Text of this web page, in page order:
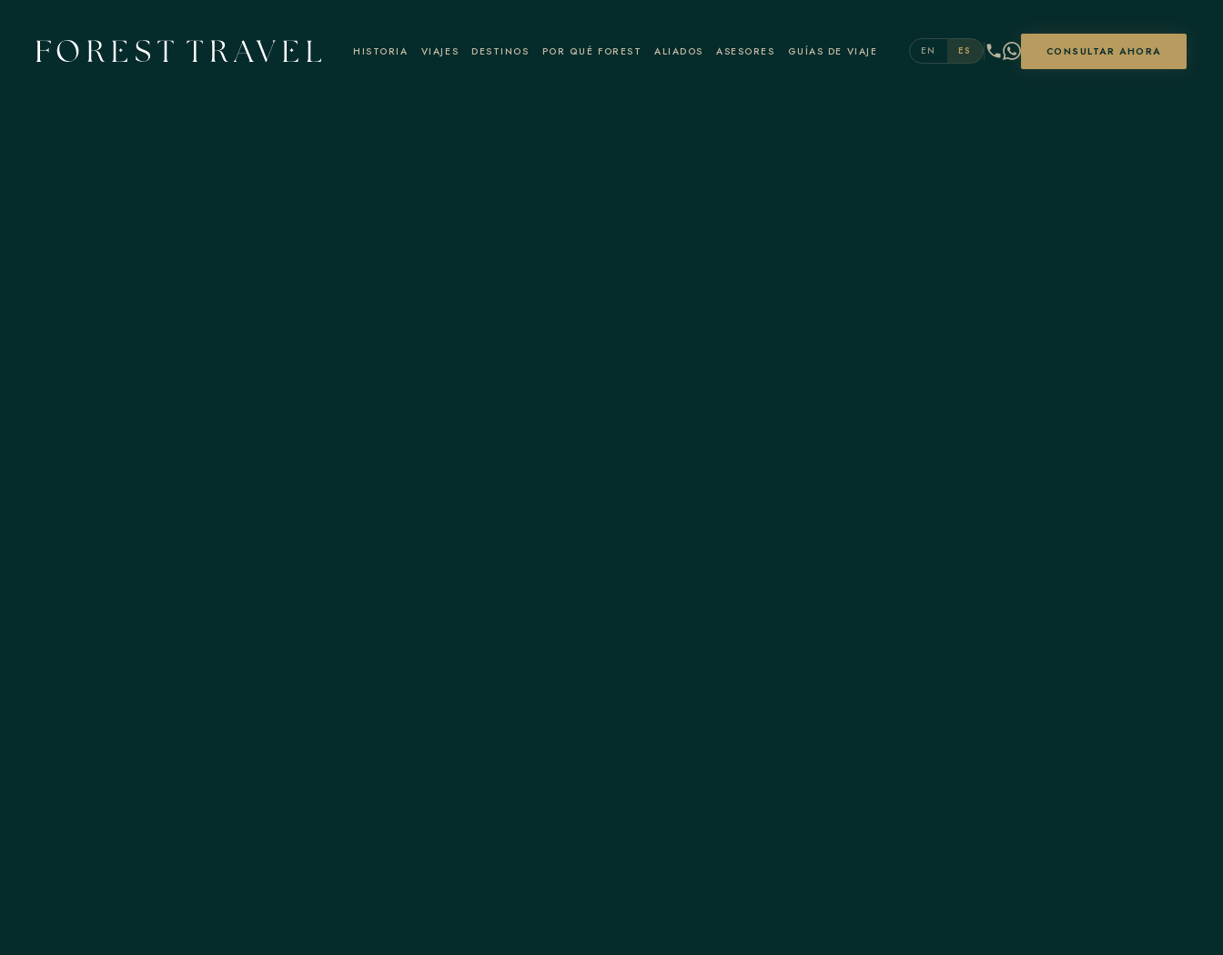
HISTORIA VIAJES DESTINOS POR QUÉ FOREST ALIADOS ASESORES GUÍAS DE VIAJE EN ES CONSULTAR AHORA